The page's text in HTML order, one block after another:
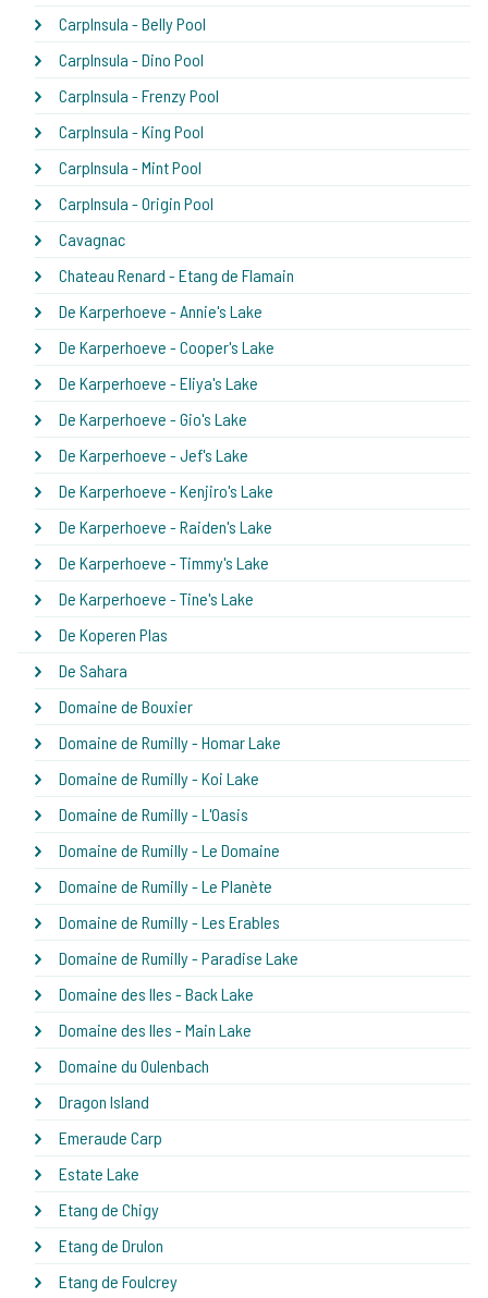
CarpInsula - Belly Pool
CarpInsula - Dino Pool
CarpInsula - Frenzy Pool
CarpInsula - King Pool
CarpInsula - Mint Pool
CarpInsula - Origin Pool
Cavagnac
Chateau Renard - Etang de Flamain
De Karperhoeve - Annie's Lake
De Karperhoeve - Cooper's Lake
De Karperhoeve - Eliya's Lake
De Karperhoeve - Gio's Lake
De Karperhoeve - Jef's Lake
De Karperhoeve - Kenjiro's Lake
De Karperhoeve - Raiden's Lake
De Karperhoeve - Timmy's Lake
De Karperhoeve - Tine's Lake
De Koperen Plas
De Sahara
Domaine de Bouxier
Domaine de Rumilly - Homar Lake
Domaine de Rumilly - Koi Lake
Domaine de Rumilly - L'Oasis
Domaine de Rumilly - Le Domaine
Domaine de Rumilly - Le Planète
Domaine de Rumilly - Les Erables
Domaine de Rumilly - Paradise Lake
Domaine des Iles - Back Lake
Domaine des Iles - Main Lake
Domaine du Oulenbach
Dragon Island
Emeraude Carp
Estate Lake
Etang de Chigy
Etang de Drulon
Etang de Foulcrey